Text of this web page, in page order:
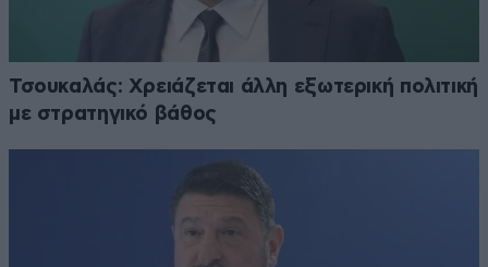
Τσουκαλάς: Xρειάζεται άλλη εξωτερική πολιτική
με στρατηγικό βάθος